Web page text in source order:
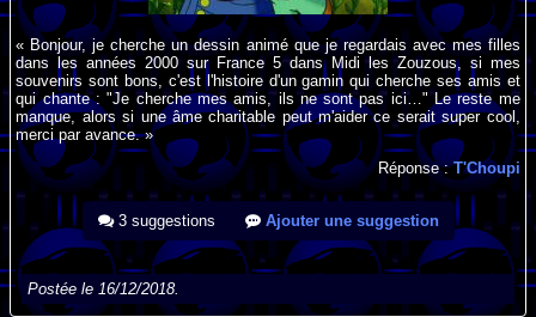
« Bonjour, je cherche un dessin animé que je regardais avec mes filles
dans les années 2000 sur France 5 dans Midi les Zouzous, si mes
souvenirs sont bons, c'est l'histoire d'un gamin qui cherche ses amis et
qui chante : "Je cherche mes amis, ils ne sont pas ici…" Le reste me
manque, alors si une âme charitable peut m'aider ce serait super cool,
merci par avance. »
Réponse :T'Choupi
3 suggestions Ajouter une suggestion
Postée le 16/12/2018.